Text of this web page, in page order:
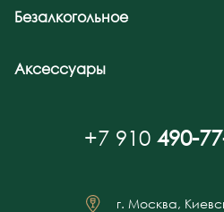
Безалкогольное
Аксессуары
+7 910 490-
г. Москва,